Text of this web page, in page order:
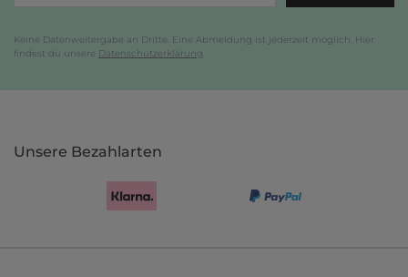
Keine Datenweitergabe an Dritte. Eine Abmeldung ist jederzeit möglich. Hier
findest du unsere Datenschutzerklärung
Unsere Bezahlarten